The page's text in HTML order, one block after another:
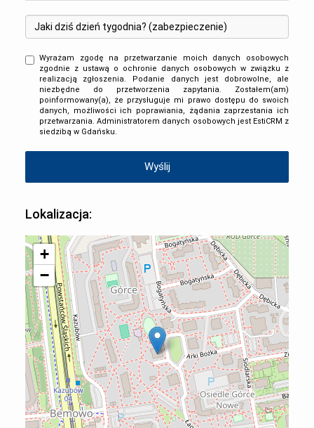
Wyrażam zgodę na przetwarzanie moich danych osobowych
zgodnie z ustawą o ochronie danych osobowych w związku z
realizacją zgłoszenia. Podanie danych jest dobrowolne, ale
niezbędne do przetworzenia zapytania. Zostałem(am)
poinformowany(a), że przysługuje mi prawo dostępu do swoich
danych, możliwości ich poprawiania, żądania zaprzestania ich
przetwarzania. Administratorem danych osobowych jest EstiCRM z
siedzibą w Gdańsku.
Lokalizacja:
+
−